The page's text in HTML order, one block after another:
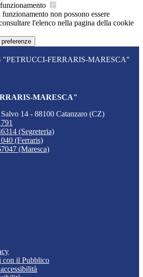
non possono essere
l'elenco nella pagina della cookie
"PETRUCCI-FERRARIS-MARESCA"
MARESCA"
14 - 88100 Catanzaro (CZ)
(Segreteria)
(Ferraris)
(Maresca)
il Pubblico